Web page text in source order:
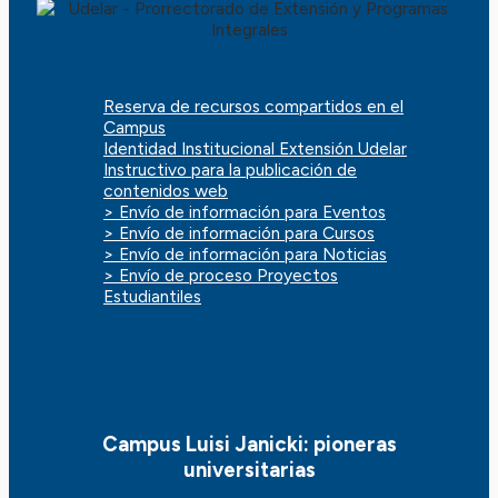
Reserva de recursos compartidos en el
Campus
Identidad Institucional Extensión Udelar
Instructivo para la publicación de
contenidos web
> Envío de información para Eventos
> Envío de información para Cursos
> Envío de información para Noticias
> Envío de proceso Proyectos
Estudiantiles
Campus Luisi Janicki: pioneras
universitarias